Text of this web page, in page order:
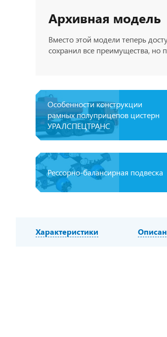
Архивная модель
Вместо этой модели теперь
сохранил все преимущества, но
Особенности конструкции
рамных полуприцепов цистерн
УРАЛСПЕЦТРАНС
Рессорно-балансирная подвеска
Характеристики